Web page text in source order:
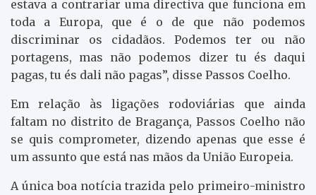
estava a contrariar uma directiva que funciona em
toda a Europa, que é o de que não podemos
discriminar os cidadãos. Podemos ter ou não
portagens, mas não podemos dizer tu és daqui
pagas, tu és dali não pagas”, disse Passos Coelho.
Em relação às ligações rodoviárias que ainda
faltam no distrito de Bragança, Passos Coelho não
se quis comprometer, dizendo apenas que esse é
um assunto que está nas mãos da União Europeia.
A única boa notícia trazida pelo primeiro-ministro